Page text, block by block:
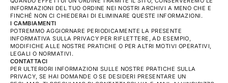
INFORMAZIONI DEL TUO ORDINE NEI NOSTRI ARCHIVI A MENO CHE E
FINCHÉ NON CI CHIEDERAI DI ELIMINARE QUESTE INFORMAZIONI.
I CAMBIAMENTI
POTREMMO AGGIORNARE PERIODICAMENTE LA PRESENTE
INFORMATIVA SULLA PRIVACY PER RIFLETTERE, AD ESEMPIO,
MODIFICHE ALLE NOSTRE PRATICHE O PER ALTRI MOTIVI OPERATIVI,
LEGALI O NORMATIVI.
CONTATTACI
PER ULTERIORI INFORMAZIONI SULLE NOSTRE PRATICHE SULLA
PRIVACY, SE HAI DOMANDE O SE DESIDERI PRESENTARE UN